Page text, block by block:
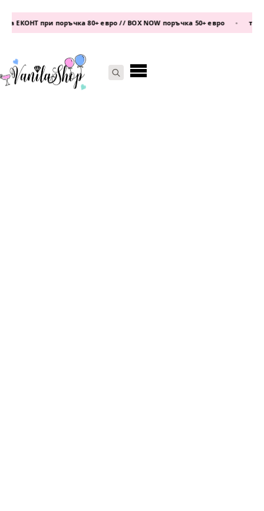
при поръчка 80+ евро // BOX NOW поръчка 50+ евро •